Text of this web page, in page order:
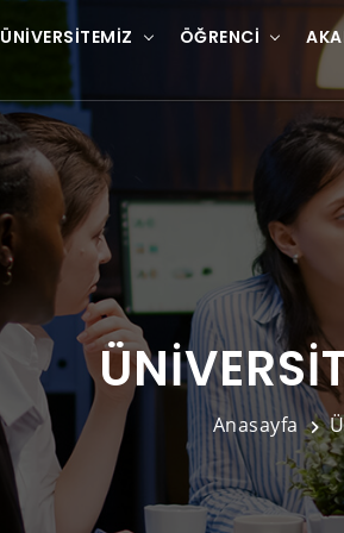
ÜNIVERSITEMIZ ÖĞRENCI
Anasayfa